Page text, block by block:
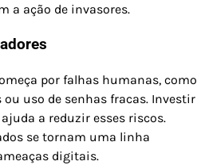
a ação de invasores.
por falhas humanas, como
uso de senhas fracas. Investir
a reduzir esses riscos.
se tornam uma linha
digitais.